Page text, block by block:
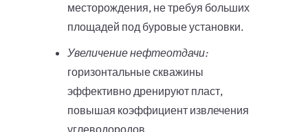
месторождения, не требуя больших
площадей под буровые установки.
Увеличение нефтеотдачи:
горизонтальные скважины
эффективно дренируют пласт,
повышая коэффициент извлечения